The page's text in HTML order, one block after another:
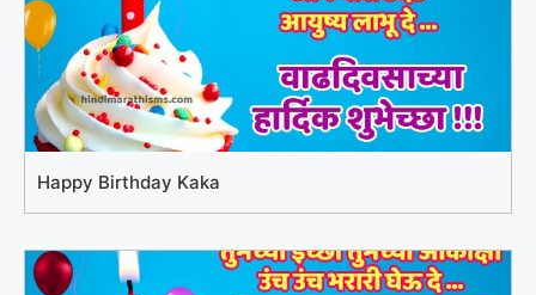
Happy Birthday Kaka